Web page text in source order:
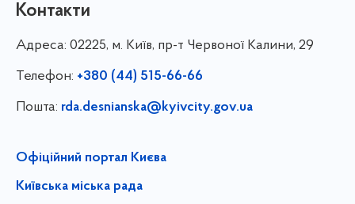
Контакти
Адреса: 02225, м. Київ, пр-т Червоної Калини, 29
Телефон: +380 (44) 515-66-66
Пошта: rda.desnianska@kyivcity.gov.ua
Офіційний портал Києва
Київська міська рада